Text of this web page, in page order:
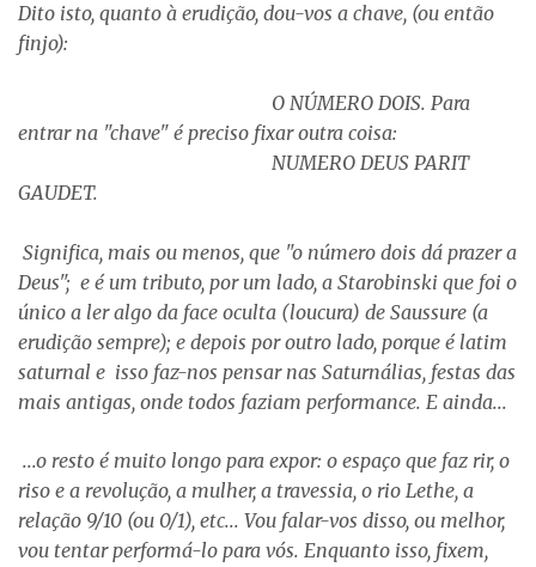
Dito isto, quanto à erudição, dou-vos a chave, (ou então
finjo):
O NÚMERO DOIS. Para
entrar na "chave" é preciso fixar outra coisa:
NUMERO DEUS PARIT
GAUDET.
Significa, mais ou menos, que "o número dois dá prazer a
Deus"; e é um tributo, por um lado, a Starobinski que foi o
único a ler algo da face oculta (loucura) de Saussure (a
erudição sempre); e depois por outro lado, porque é latim
saturnal e isso faz-nos pensar nas Saturnálias, festas das
mais antigas, onde todos faziam performance. E ainda...
...o resto é muito longo para expor: o espaço que faz rir, o
riso e a revolução, a mulher, a travessia, o rio Lethe, a
relação 9/10 (ou 0/1), etc... Vou falar-vos disso, ou melhor,
vou tentar performá-lo para vós. Enquanto isso, fixem,